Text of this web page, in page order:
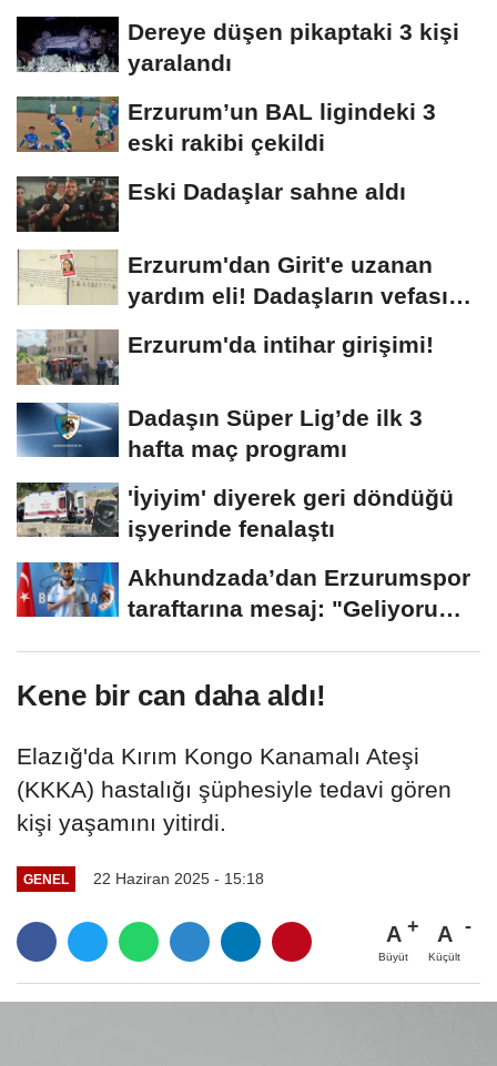
Dereye düşen pikaptaki 3 kişi
yaralandı
Erzurum’un BAL ligindeki 3
eski rakibi çekildi
Eski Dadaşlar sahne aldı
Erzurum'dan Girit'e uzanan
yardım eli! Dadaşların vefası
Erzurum'da intihar girişimi!
Dadaşın Süper Lig’de ilk 3
hafta maç programı
'İyiyim' diyerek geri döndüğü
işyerinde fenalaştı
Akhundzada’dan Erzurumspor
taraftarına mesaj: "Geliyorum
Kene bir can daha aldı!
Elazığ'da Kırım Kongo Kanamalı Ateşi
(KKKA) hastalığı şüphesiyle tedavi gören
kişi yaşamını yitirdi.
GENEL 22 Haziran 2025 - 15:18
A
Büyüt
A
Küçült